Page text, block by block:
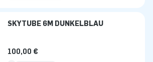
SKYTUBE 6M DUNKELBLAU
100,00 €